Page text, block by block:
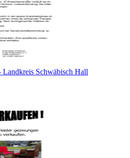
Landkreis Schwäbisch Hall